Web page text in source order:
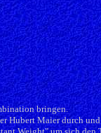
bringen.
Hubert Maier durch